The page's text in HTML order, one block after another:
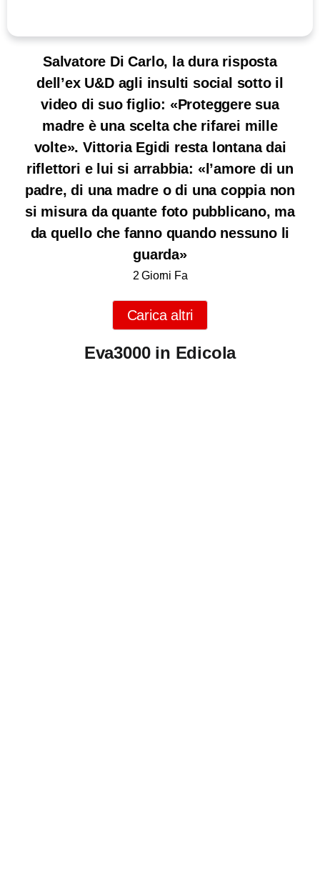
Salvatore Di Carlo, la dura risposta
dell’ex U&D agli insulti social sotto il
video di suo figlio: «Proteggere sua
madre è una scelta che rifarei mille
volte». Vittoria Egidi resta lontana dai
riflettori e lui si arrabbia: «l’amore di un
padre, di una madre o di una coppia non
si misura da quante foto pubblicano, ma
da quello che fanno quando nessuno li
guarda»
2 Giorni Fa
Carica altri
Eva3000 in Edicola